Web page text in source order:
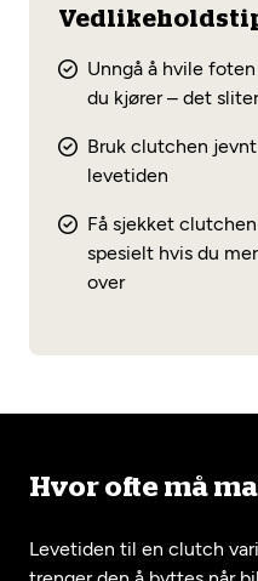
Unngå å hvile
du kjører – det
Bruk clutchen
levetiden
Få sjekket
spesielt hvis du
over
Hvor ofte må
Levetiden til en clutch